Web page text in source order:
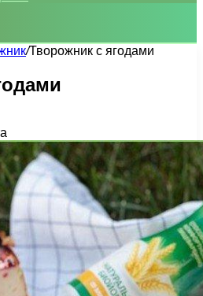
/Творожник с ягодами